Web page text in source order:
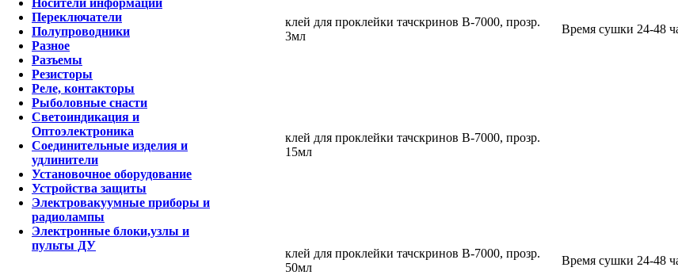
Носители информации
Переключатели
Полупроводники
Разное
Разъемы
Резисторы
Реле, контакторы
Рыболовные снасти
Светоиндикация и
Оптоэлектроника
Соединительные изделия и
удлинители
Установочное оборудование
Устройства защиты
Электровакуумные приборы и
радиолампы
Электронные блоки,узлы и
пульты ДУ
клей для проклейки тачскринов B-7000, прозр.
3мл
Время сушки 24-48
клей для проклейки тачскринов B-7000, прозр.
15мл
клей для проклейки тачскринов B-7000, прозр.
50мл
Время сушки 24-48